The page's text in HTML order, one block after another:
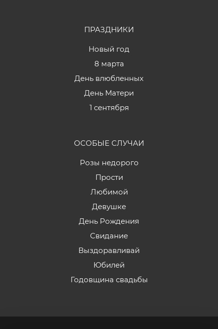
ПРАЗДНИКИ
Новый год
8 марта
День влюбленных
День Матери
1 сентября
ОСОБЫЕ СЛУЧАИ
Розы недорого
Прости
Любимой
Девушке
День Рождения
Свидание
Выздоравливай
Юбилей
Годовщина свадьбы